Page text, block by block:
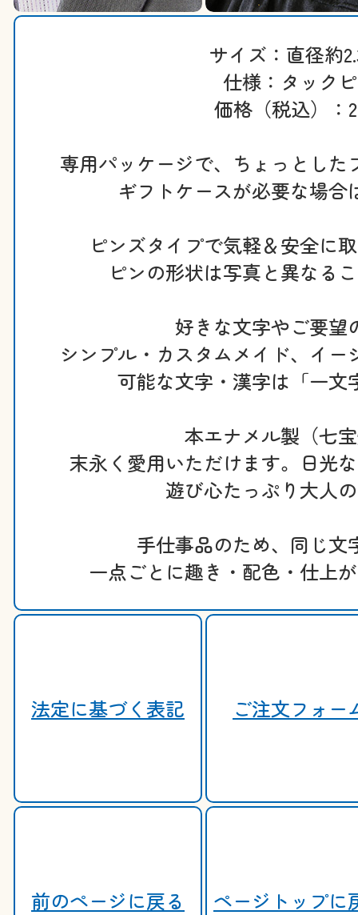
サイズ：直径約
仕様：タック
価格（税込）：
専用パッケージで、ちょっとした
ギフトケースが必要な場合
ピンズタイプで気軽＆安全に
ピンの形状は写真と異なる
好きな文字やご要望
シンプル・カスタムメイド、イ
可能な文字・漢字は「一文
本エナメル製（七
末永く愛用いただけます。日光
遊び心たっぷり大人
手仕事品のため、同じ文
一点ごとに趣き・配色・仕上
法定に基づく表記 ご注文フォー
前のページに戻る ページトップに